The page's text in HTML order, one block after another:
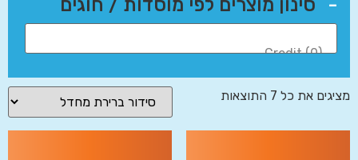
סינון מוצרים לפי מוסדות / חוגים -
מציגים את כל ⁦7⁩ התוצאות